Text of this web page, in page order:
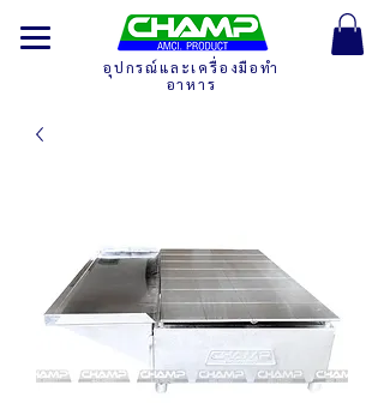
อุปกรณ์และเครื่องมือทำ
อาหาร